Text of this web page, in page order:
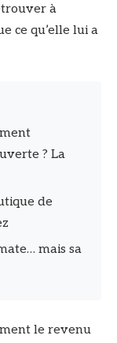
à
ce qu’elle lui a
? La
de
mais sa
le revenu